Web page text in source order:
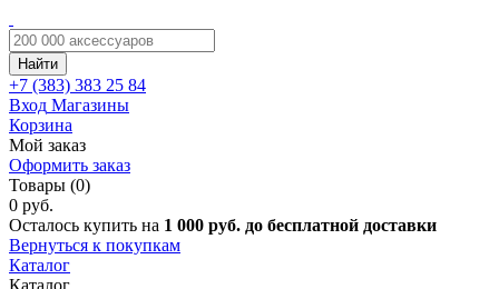
Найти
+7 (383) 383 25 84
Вход Магазины
Корзина
Мой заказ
Оформить заказ
Товары (0)
0 руб.
Осталось купить на 1 000 руб. до бесплатной доставки
Вернуться к покупкам
Каталог
Каталог